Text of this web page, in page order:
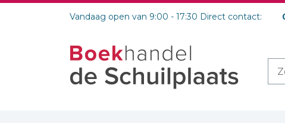
Vandaag open van 9:00 - 17:30 Direct contact: